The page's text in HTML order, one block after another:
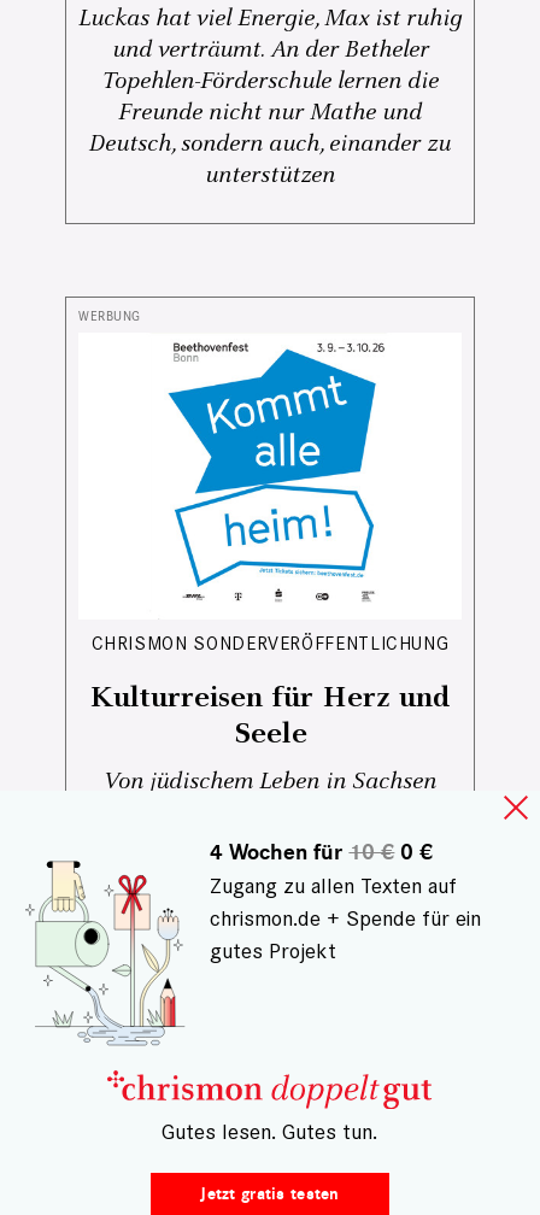
Luckas hat viel Energie, Max ist ruhig
und verträumt. An der Betheler
Topehlen-Förderschule lernen die
Freunde nicht nur Mathe und
Deutsch, sondern auch, einander zu
unterstützen
CHRISMON SONDERVERÖFFENTLICHUNG
Kulturreisen für Herz und
Seele
Von jüdischem Leben in Sachsen
Amazonien bis zu großen
Musikfestivals und besonderen
Kulturreisen: Diese Tipps laden dazu
ein, Kultur bewusst zu erleben – nah
und fern, neugierig und offen.
4 Wochen für10 €0 €
Zugang zu allen Texten auf
chrismon.de + Spende für ein
gutes Projekt
– Gutes lesen. Gutes tun.
Jetzt gratis testen